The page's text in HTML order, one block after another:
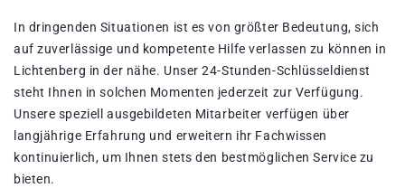
In dringenden Situationen ist es von größter Bedeutung, sich
auf zuverlässige und kompetente Hilfe verlassen zu können in
Lichtenberg in der nähe. Unser 24-Stunden-Schlüsseldienst
steht Ihnen in solchen Momenten jederzeit zur Verfügung.
Unsere speziell ausgebildeten Mitarbeiter verfügen über
langjährige Erfahrung und erweitern ihr Fachwissen
kontinuierlich, um Ihnen stets den bestmöglichen Service zu
bieten.